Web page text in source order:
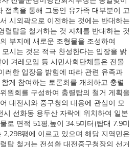
접촉을 통해 그동안 유가족 대부분이 고
시외곽으로 이전하는 것에는 반대하는
렬탑을 철거하는 것 자체를 반대하는 것
부지에 새로운 조형물을 조성하여
시는 것은 적극 찬성한다는 입장을 밝
겨레모임 등 시민사회단체들은 전몰
러한 입장을 밝힘에 따라 관련 유족과
게 참여하는 토론회를 개최하고 충렬
원회를 구성하여 충렬탑의 철거 게획을
대전시와 중구청의 대응에 관심이 모
시 선화동 용두산 자락에 위치하여 일본
로 면적 51평,높이 34.5미터(탑대 7.9미
2,298평에 이르고 있으며 해당 지역민은
탑 철거는 전성환 대전중구청장의 선거